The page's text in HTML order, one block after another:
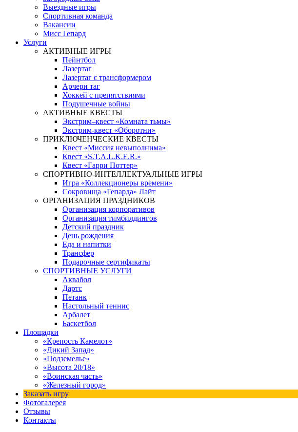
Выездные игры
Спортивная команда
Вакансии
Мисс Гепард
Услуги
АКТИВНЫЕ ИГРЫ
Пейнтбол
Лазертаг
Лазертаг с трансформером
Арчери таг
Хоккей с препятствиями
Подушечные войны
АКТИВНЫЕ КВЕСТЫ
Экстрим–квест «Комната тьмы»
Экстрим-квест «Оборотни»
ПРИКЛЮЧЕНЧЕСКИЕ КВЕСТЫ
Квест «Миссия невыполнима»
Квест «S.T.A.L.K.E.R.»
Квест «Гарри Поттер»
СПОРТИВНО-ИНТЕЛЛЕКТУАЛЬНЫЕ ИГРЫ
Игра «Коллекционеры времени»
Сокровища «Гепарда» Лайт
ОРГАНИЗАЦИЯ ПРАЗДНИКОВ
Организация корпоративов
Организация тимбилдингов
Детский праздник
День рождения
Еда и напитки
Трансфер
Подарочные сертификаты
СПОРТИВНЫЕ УСЛУГИ
Аквабол
Дартс
Петанк
Настольный теннис
Арбалет
Баскетбол
Площадки
«Крепость Камелот»
«Дикий Запад»
«Подземелье»
«Высота 20/18»
«Воинская часть»
«Железный город»
Заказать игру
Фотогалерея
Отзывы
Контакты